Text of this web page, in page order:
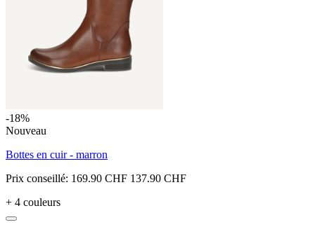
-18%
Nouveau
Bottes en cuir - marron
Prix conseillé: 169.90 CHF 137.90 CHF
+ 4 couleurs